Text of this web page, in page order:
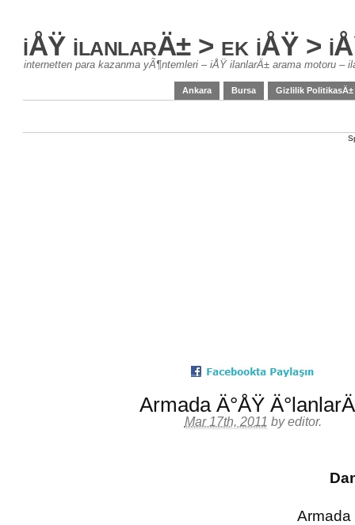
iÅŸ ilanlarÄ± > ek iÅŸ >
internetten para kazanma yÃ¶ntemleri – iÅŸ ilanlarÄ± arama motoru –
Ankara Bursa Gizlilik PolitikasÄ±
Armada Ä°ÅŸ
Mar 17th, 2011 byeditor.